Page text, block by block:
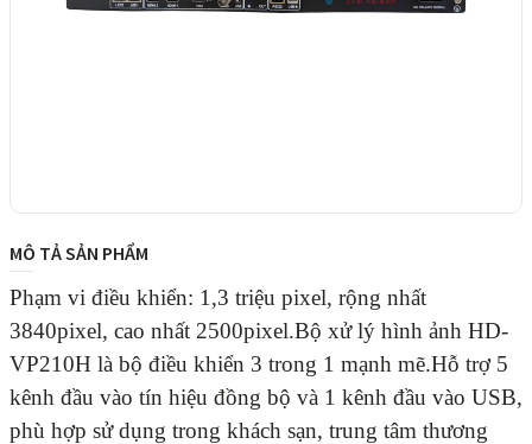
MÔ TẢ SẢN PHẨM
Phạm vi điều khiển: 1,3 triệu pixel, rộng nhất
3840pixel, cao nhất 2500pixel.Bộ xử lý hình ảnh HD-
VP210H là bộ điều khiển 3 trong 1 mạnh mẽ.Hỗ trợ 5
kênh đầu vào tín hiệu đồng bộ và 1 kênh đầu vào USB,
phù hợp sử dụng trong khách sạn, trung tâm thương